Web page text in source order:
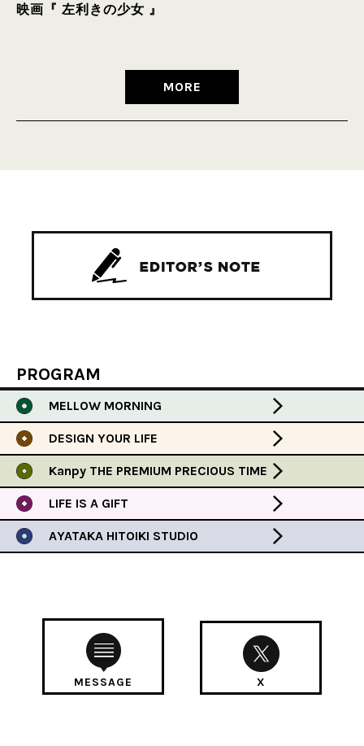
映画『 左利きの少女 』
MORE
PROGRAM
MELLOW MORNING
DESIGN YOUR LIFE
Kanpy THE PREMIUM PRECIOUS TIME
LIFE IS A GIFT
AYATAKA HITOIKI STUDIO
MESSAGE X